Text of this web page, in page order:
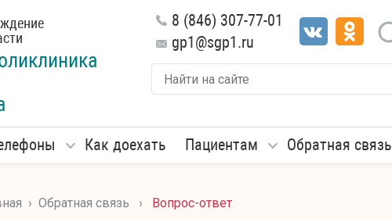
8 (846) 307-77-01
gp1@sgp1.ru
Как доехать Пациентам Обратная связь
› Обратная связь › Вопрос-ответ